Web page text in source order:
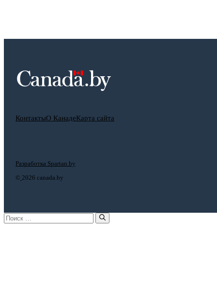
КонтактыО КанадеКарта сайта
© 2026 canada.by
Разработка Spartan.by
Поиск: